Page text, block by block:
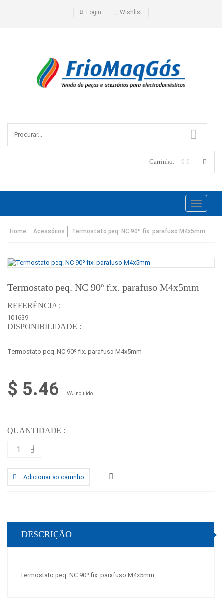
Login Wishlist
Carrinho: 0 €
Toggle
Home Acessórios Termostato peq. NC 90º fix. parafuso M4x5mm
Termostato peq. NC 90º fix. parafuso M4x5mm
REFERÊNCIA :
101639
DISPONIBILIDADE :
Termostato peq. NC 90º fix. parafuso M4x5mm
$ 5.46 IVA incluído
QUANTIDADE :
Adicionar ao carrinho
DESCRIÇÃO
Termostato peq. NC 90º fix. parafuso M4x5mm